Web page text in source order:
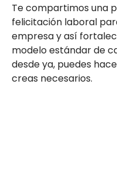
Te compartimos una
felicitación laboral
empresa y así
modelo estándar de
desde ya, puedes
creas necesarios.